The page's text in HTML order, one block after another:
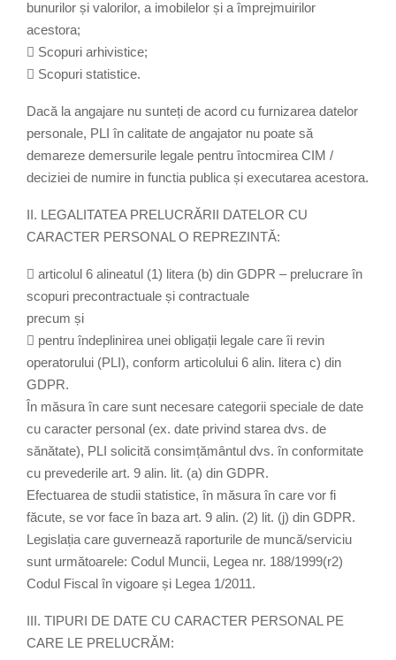
bunurilor și valorilor, a imobilelor și a împrejmuirilor
acestora;
 Scopuri arhivistice;
 Scopuri statistice.
Dacă la angajare nu sunteți de acord cu furnizarea datelor
personale, PLI în calitate de angajator nu poate să
demareze demersurile legale pentru întocmirea CIM /
deciziei de numire in functia publica și executarea acestora.
II. LEGALITATEA PRELUCRĂRII DATELOR CU
CARACTER PERSONAL O REPREZINTĂ:
 articolul 6 alineatul (1) litera (b) din GDPR – prelucrare în
scopuri precontractuale și contractuale
precum și
 pentru îndeplinirea unei obligații legale care îi revin
operatorului (PLI), conform articolului 6 alin. litera c) din
GDPR.
În măsura în care sunt necesare categorii speciale de date
cu caracter personal (ex. date privind starea dvs. de
sănătate), PLI solicită consimțământul dvs. în conformitate
cu prevederile art. 9 alin. lit. (a) din GDPR.
Efectuarea de studii statistice, în măsura în care vor fi
făcute, se vor face în baza art. 9 alin. (2) lit. (j) din GDPR.
Legislația care guvernează raporturile de muncă/serviciu
sunt următoarele: Codul Muncii, Legea nr. 188/1999(r2)
Codul Fiscal în vigoare și Legea 1/2011.
III. TIPURI DE DATE CU CARACTER PERSONAL PE
CARE LE PRELUCRĂM: